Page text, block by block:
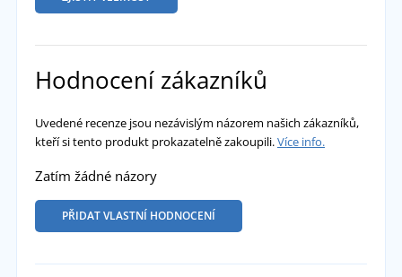
Hodnocení zákazníků
Uvedené recenze jsou nezávislým názorem našich zákazníků,
kteří si tento produkt prokazatelně zakoupili.Více info.
Zatím žádné názory
PŘIDAT VLASTNÍ HODNOCENÍ